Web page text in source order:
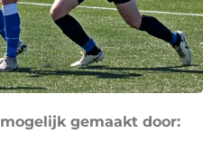
gemaakt door: